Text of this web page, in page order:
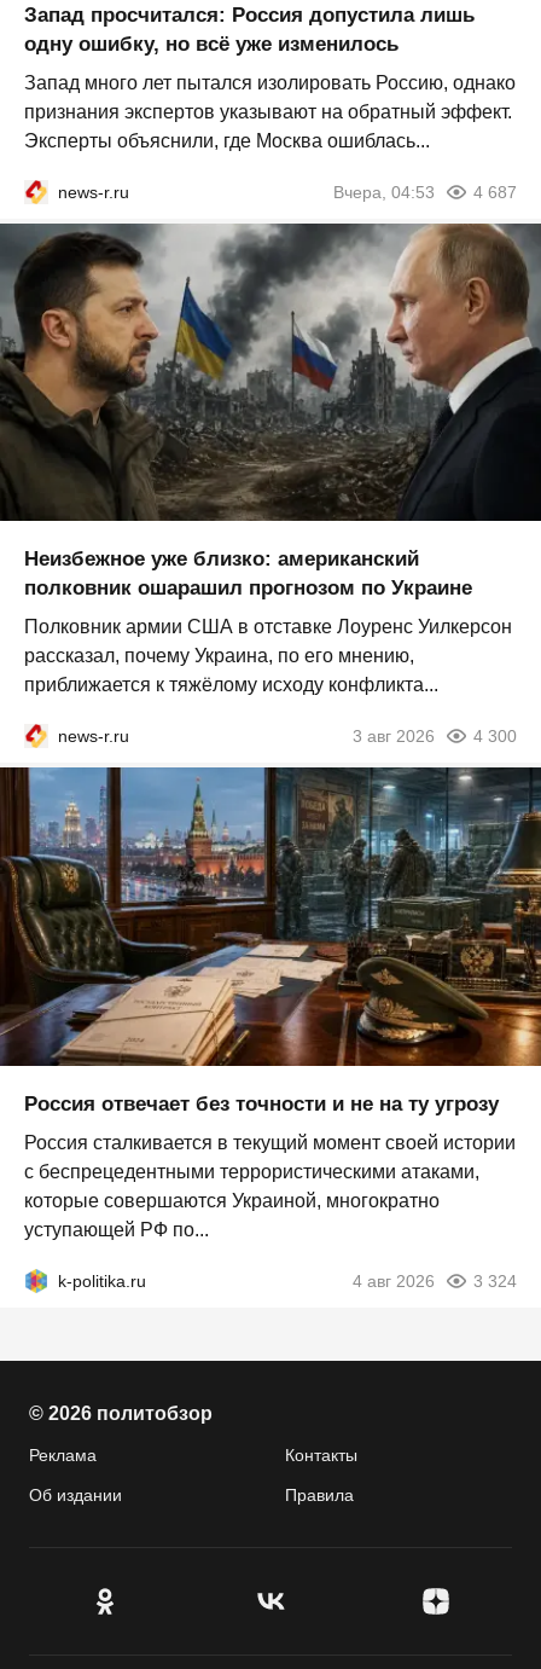
Запад просчитался: Россия допустила лишь
одну ошибку, но всё уже изменилось
Запад много лет пытался изолировать Россию, однако
признания экспертов указывают на обратный эффект.
Эксперты объяснили, где Москва ошиблась...
news-r.ru Вчера, 04:53 4 687
Неизбежное уже близко: американский
полковник ошарашил прогнозом по Украине
Полковник армии США в отставке Лоуренс Уилкерсон
рассказал, почему Украина, по его мнению,
приближается к тяжёлому исходу конфликта...
news-r.ru 3 авг 2026 4 300
Россия отвечает без точности и не на ту угрозу
Россия сталкивается в текущий момент своей истории
с беспрецедентными террористическими атаками,
которые совершаются Украиной, многократно
уступающей РФ по...
k-politika.ru 4 авг 2026 3 324
© 2026 политобзор
Реклама Контакты
Об издании Правила